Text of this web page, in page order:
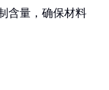
含量，确保材料